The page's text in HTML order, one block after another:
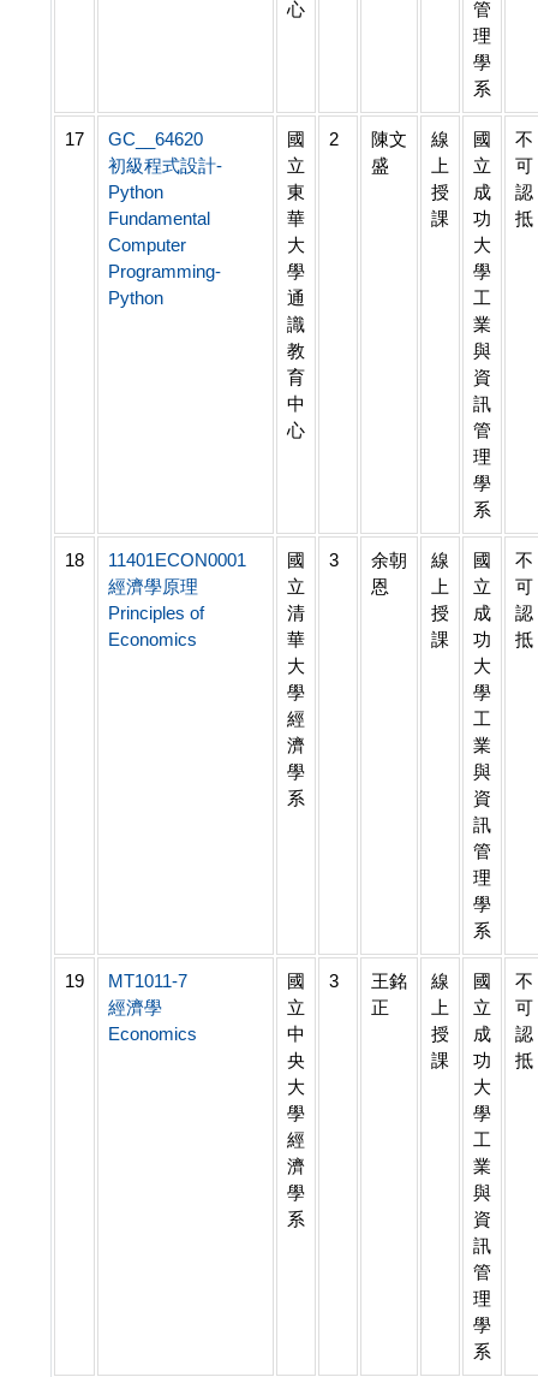
心
管
理
學
系
17
GC__64620
初級程式設計-
Python
Fundamental
Computer
Programming-
Python
國
立
東
華
大
學
通
識
教
育
中
心
2
陳文
盛
線
上
授
課
國
立
成
功
大
學
工
業
與
資
訊
管
理
學
系
不
可
認
抵
18
11401ECON0001
經濟學原理
Principles of
Economics
國
立
清
華
大
學
經
濟
學
系
3
余朝
恩
線
上
授
課
國
立
成
功
大
學
工
業
與
資
訊
管
理
學
系
不
可
認
抵
19
MT1011-7
經濟學
Economics
國
立
中
央
大
學
經
濟
學
系
3
王銘
正
線
上
授
課
國
立
成
功
大
學
工
業
與
資
訊
管
理
學
系
不
可
認
抵